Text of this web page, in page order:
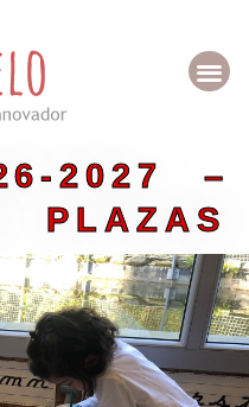
2027 –
PLAZAS